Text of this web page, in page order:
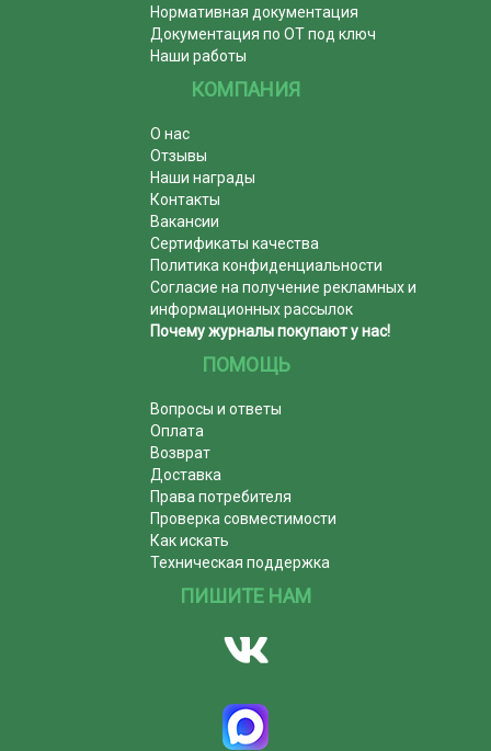
Нормативная документация
Документация по ОТ под ключ
Наши работы
КОМПАНИЯ
О нас
Отзывы
Наши награды
Контакты
Вакансии
Сертификаты качества
Политика конфиденциальности
Согласие на получение рекламных и
информационных рассылок
Почему журналы покупают у нас!
ПОМОЩЬ
Вопросы и ответы
Оплата
Возврат
Доставка
Права потребителя
Проверка совместимости
Как искать
Техническая поддержка
ПИШИТЕ НАМ